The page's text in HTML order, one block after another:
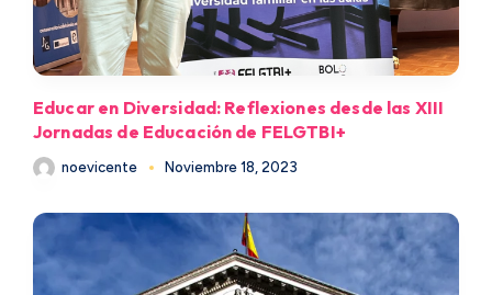
Educar en Diversidad: Reflexiones desde las XIII
Jornadas de Educación de FELGTBI+
noevicente Noviembre 18, 2023